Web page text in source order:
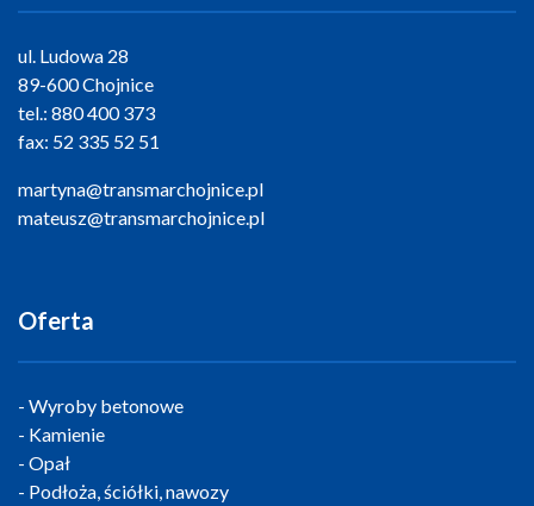
ul. Ludowa 28
89-600 Chojnice
tel.: 880 400 373
fax: 52 335 52 51
martyna@transmarchojnice.pl
mateusz@transmarchojnice.pl
Oferta
Wyroby betonowe
Kamienie
Opał
Podłoża, ściółki, nawozy